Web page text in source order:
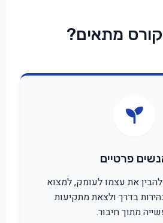
מתאים?
פרטיים
את עצמו לעומק, למצוא
בדרך ולצאת מתקיעות
מתוך חיבור.